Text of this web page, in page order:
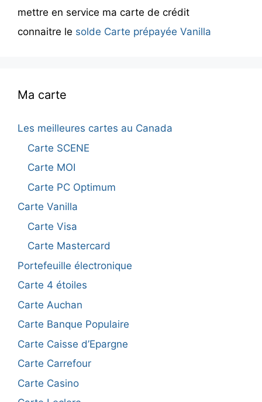
mettre en service ma carte de crédit
connaitre le solde Carte prépayée Vanilla
Ma carte
Les meilleures cartes au Canada
Carte SCENE
Carte MOI
Carte PC Optimum
Carte Vanilla
Carte Visa
Carte Mastercard
Portefeuille électronique
Carte 4 étoiles
Carte Auchan
Carte Banque Populaire
Carte Caisse d’Epargne
Carte Carrefour
Carte Casino